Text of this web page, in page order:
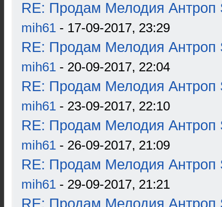
RE: Продам Мелодия Антроп
mih61 - 17-09-2017, 23:29
RE: Продам Мелодия Антроп
mih61 - 20-09-2017, 22:04
RE: Продам Мелодия Антроп
mih61 - 23-09-2017, 22:10
RE: Продам Мелодия Антроп
mih61 - 26-09-2017, 21:09
RE: Продам Мелодия Антроп
mih61 - 29-09-2017, 21:21
RE: Продам Мелодия Антроп